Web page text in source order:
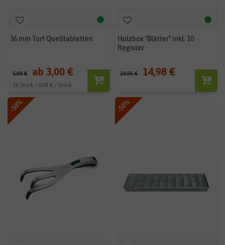
36 mm Torf Quelltabletten
5,99 € ab 3,00 €
36 Stück | 0,08 € / Stück
Holzbox "Blätter" inkl. 10
Register
29,95 € 14,98 €
-50% -50%